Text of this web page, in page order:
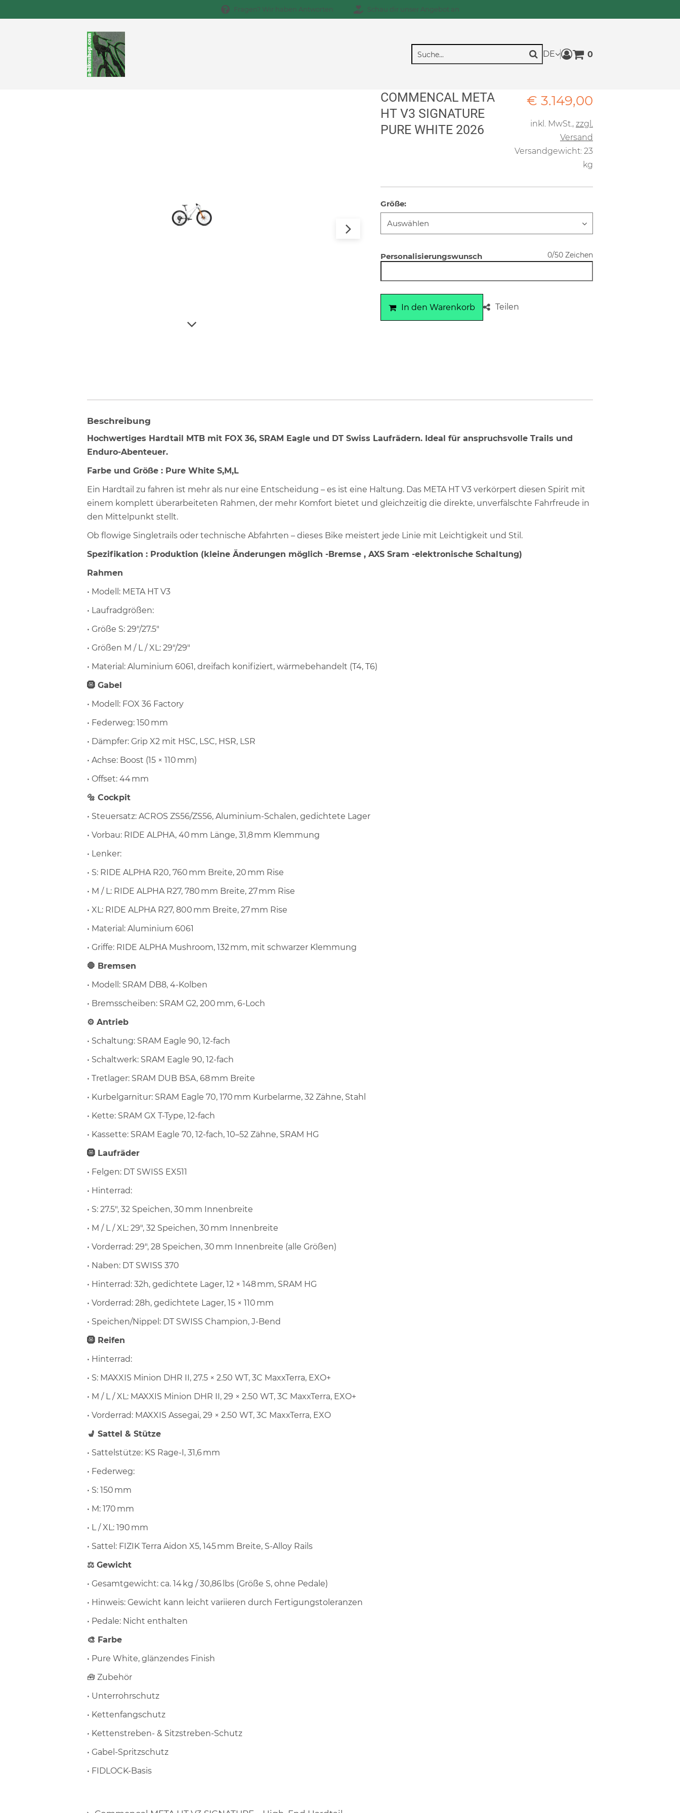
Fragen? Wir haben Antworten Schau dir unser Angebot an
DE
Warenkorb anzeigen. Sie
0
COMMENCAL META
HT V3 SIGNATURE
PURE WHITE 2026
Verkaufspreis: €
€ 3.149,00
inkl. MwSt., zzgl.
Versand
Versandgewicht: 23
kg
Größe:
Personalisierungswunsch 0/50 Zeichen
In den Warenkorb Teilen
Beschreibung
Hochwertiges Hardtail MTB mit FOX 36, SRAM Eagle und DT Swiss Laufrädern. Ideal für anspruchsvolle Trails und
Enduro-Abenteuer.
Farbe und Größe : Pure White S,M,L
Ein Hardtail zu fahren ist mehr als nur eine Entscheidung – es ist eine Haltung. Das META HT V3 verkörpert diesen Spirit mit
einem komplett überarbeiteten Rahmen, der mehr Komfort bietet und gleichzeitig die direkte, unverfälschte Fahrfreude in
den Mittelpunkt stellt.
Ob flowige Singletrails oder technische Abfahrten – dieses Bike meistert jede Linie mit Leichtigkeit und Stil.
Spezifikation : Produktion (kleine Änderungen möglich -Bremse , AXS Sram -elektronische Schaltung)
Rahmen
• Modell: META HT V3
• Laufradgrößen:
• Größe S: 29"/27.5"
• Größen M / L / XL: 29"/29"
• Material: Aluminium 6061, dreifach konifiziert, wärmebehandelt (T4, T6)
🛞 Gabel
• Modell: FOX 36 Factory
• Federweg: 150 mm
• Dämpfer: Grip X2 mit HSC, LSC, HSR, LSR
• Achse: Boost (15 × 110 mm)
• Offset: 44 mm
🔩 Cockpit
• Steuersatz: ACROS ZS56/ZS56, Aluminium-Schalen, gedichtete Lager
• Vorbau: RIDE ALPHA, 40 mm Länge, 31,8 mm Klemmung
• Lenker:
• S: RIDE ALPHA R20, 760 mm Breite, 20 mm Rise
• M / L: RIDE ALPHA R27, 780 mm Breite, 27 mm Rise
• XL: RIDE ALPHA R27, 800 mm Breite, 27 mm Rise
• Material: Aluminium 6061
• Griffe: RIDE ALPHA Mushroom, 132 mm, mit schwarzer Klemmung
🛑 Bremsen
• Modell: SRAM DB8, 4-Kolben
• Bremsscheiben: SRAM G2, 200 mm, 6-Loch
⚙️ Antrieb
• Schaltung: SRAM Eagle 90, 12-fach
• Schaltwerk: SRAM Eagle 90, 12-fach
• Tretlager: SRAM DUB BSA, 68 mm Breite
• Kurbelgarnitur: SRAM Eagle 70, 170 mm Kurbelarme, 32 Zähne, Stahl
• Kette: SRAM GX T-Type, 12-fach
• Kassette: SRAM Eagle 70, 12-fach, 10–52 Zähne, SRAM HG
🛞 Laufräder
• Felgen: DT SWISS EX511
• Hinterrad:
• S: 27.5", 32 Speichen, 30 mm Innenbreite
• M / L / XL: 29", 32 Speichen, 30 mm Innenbreite
• Vorderrad: 29", 28 Speichen, 30 mm Innenbreite (alle Größen)
• Naben: DT SWISS 370
• Hinterrad: 32h, gedichtete Lager, 12 × 148 mm, SRAM HG
• Vorderrad: 28h, gedichtete Lager, 15 × 110 mm
• Speichen/Nippel: DT SWISS Champion, J-Bend
🛞 Reifen
• Hinterrad:
• S: MAXXIS Minion DHR II, 27.5 × 2.50 WT, 3C MaxxTerra, EXO+
• M / L / XL: MAXXIS Minion DHR II, 29 × 2.50 WT, 3C MaxxTerra, EXO+
• Vorderrad: MAXXIS Assegai, 29 × 2.50 WT, 3C MaxxTerra, EXO
💺 Sattel & Stütze
• Sattelstütze: KS Rage-I, 31,6 mm
• Federweg:
• S: 150 mm
• M: 170 mm
• L / XL: 190 mm
• Sattel: FIZIK Terra Aidon X5, 145 mm Breite, S-Alloy Rails
⚖️ Gewicht
• Gesamtgewicht: ca. 14 kg / 30,86 lbs (Größe S, ohne Pedale)
• Hinweis: Gewicht kann leicht variieren durch Fertigungstoleranzen
• Pedale: Nicht enthalten
🎨 Farbe
• Pure White, glänzendes Finish
🧰 Zubehör
• Unterrohrschutz
• Kettenfangschutz
• Kettenstreben- & Sitzstreben-Schutz
• Gabel-Spritzschutz
• FIDLOCK-Basis